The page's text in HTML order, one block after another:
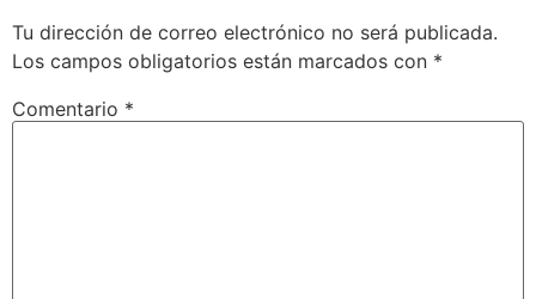
Tu dirección de correo electrónico no será publicada.
Los campos obligatorios están marcados con *
Comentario *